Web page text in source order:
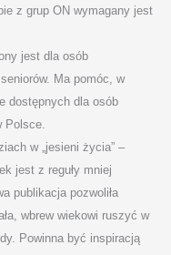
z grup ON wymagany jest
jest dla osób
Ma pomóc, w
dostępnych dla osób
Polsce.
w „jesieni życia” –
jest z reguły mniej
publikacja pozwoliła
wbrew wiekowi ruszyć w
Powinna być inspiracją